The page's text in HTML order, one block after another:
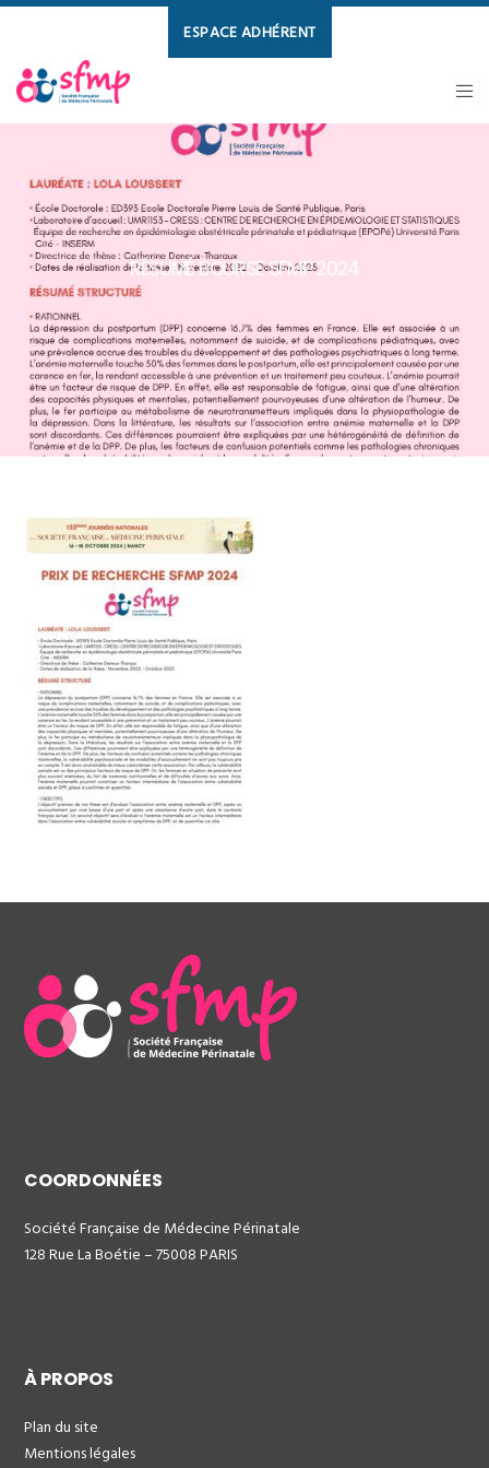
ESPACE ADHÉRENT
RÉSUMÉ BOURSE SFMP 2024
COORDONNÉES
Société Française de Médecine Périnatale
128 Rue La Boétie – 75008 PARIS
À PROPOS
Plan du site
Mentions légales